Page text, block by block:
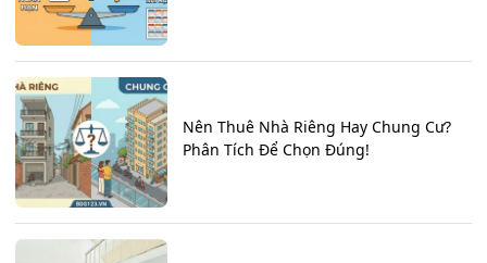
Nên Thuê Nhà Riêng Hay Chung Cư?
Phân Tích Để Chọn Đúng!